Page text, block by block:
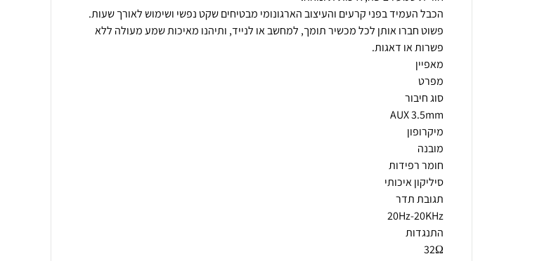
הכבל העמיד בפני קרעים והעיצוב הארגונומי מבטיחים שקט נפשי ושימוש לאורך שעות.
פשוט חברו אותן לכל מכשיר תומך, למחשב או לנייד, ותיהנו מאיכות שמע מעולה ללא
32Ω